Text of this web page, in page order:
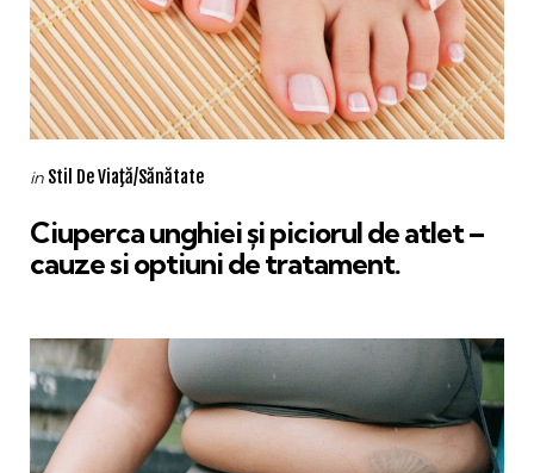
Categories
Posted
in Stil De Viaţă/Sănătate
Ciuperca unghiei și piciorul de atlet –
cauze si optiuni de tratament.